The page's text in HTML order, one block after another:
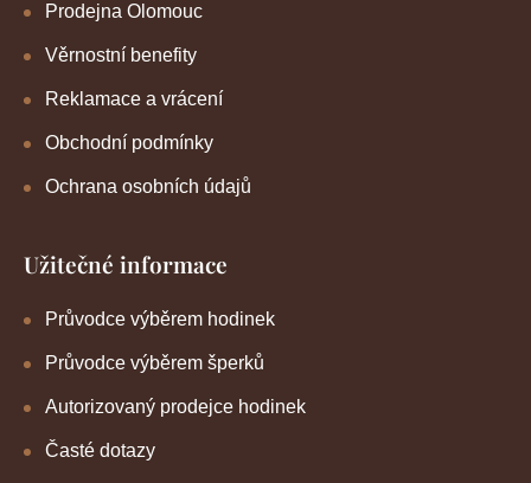
Prodejna Olomouc
Věrnostní benefity
Reklamace a vrácení
Obchodní podmínky
Ochrana osobních údajů
Užitečné informace
Průvodce výběrem hodinek
Průvodce výběrem šperků
Autorizovaný prodejce hodinek
Časté dotazy